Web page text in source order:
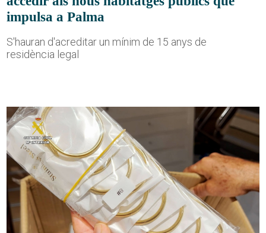
impulsa a Palma
S'hauran d'acreditar un mínim de 15 anys de
residència legal